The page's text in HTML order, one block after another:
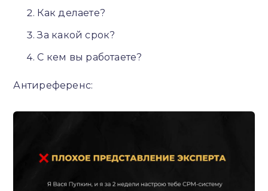
Как делаете?
За какой срок?
С кем вы работаете?
Антиреференс: